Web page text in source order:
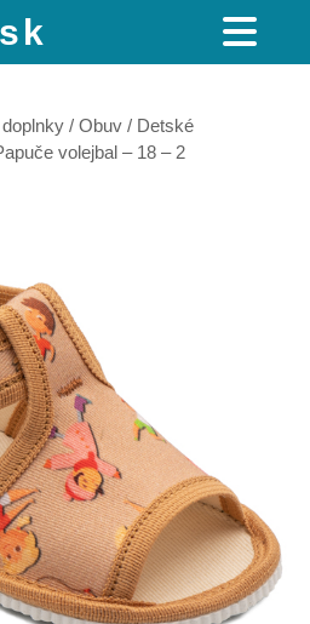
/ Obuv / Detské
volejbal – 18 – 2